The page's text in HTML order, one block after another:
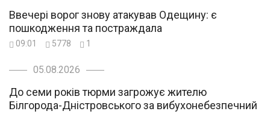
Ввечері ворог знову атакував Одещину: є
пошкодження та постраждала
09:01 5778 1
05.08.2026
До семи років тюрми загрожує жителю
Білгорода-Дністровського за вибухонебезпечний